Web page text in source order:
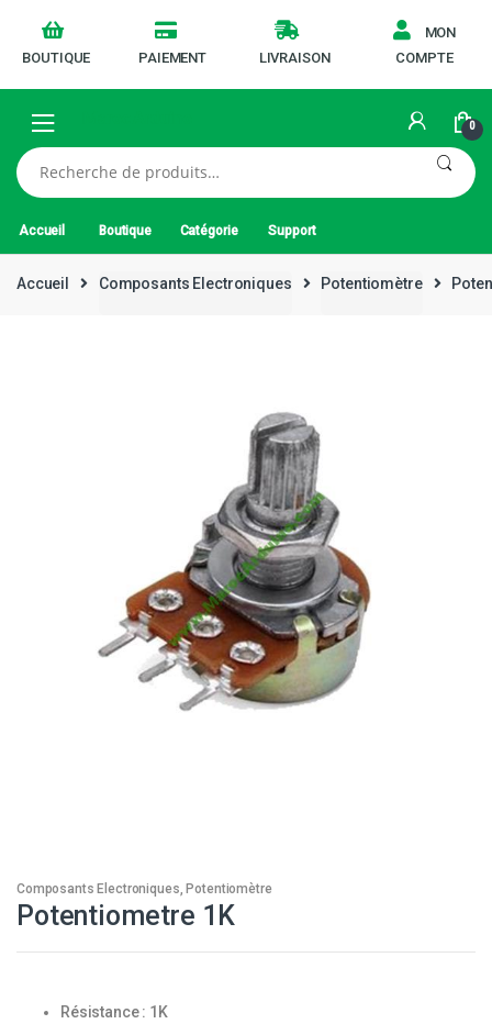
BOUTIQUE PAIEMENT LIVRAISON
MON
COMPTE
0
Recherche
pour :
Accueil Boutique Catégorie Support
Accueil Composants Electroniques Potentiomètre
Composants Electroniques, Potentiomètre
Potentiometre 1K
Résistance : 1K